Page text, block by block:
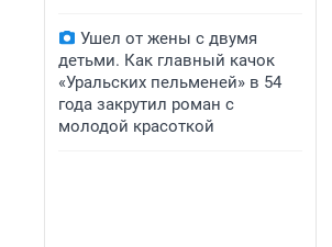
Ушел от жены с двумя
детьми. Как главный качок
«Уральских пельменей» в 54
года закрутил роман с
молодой красоткой